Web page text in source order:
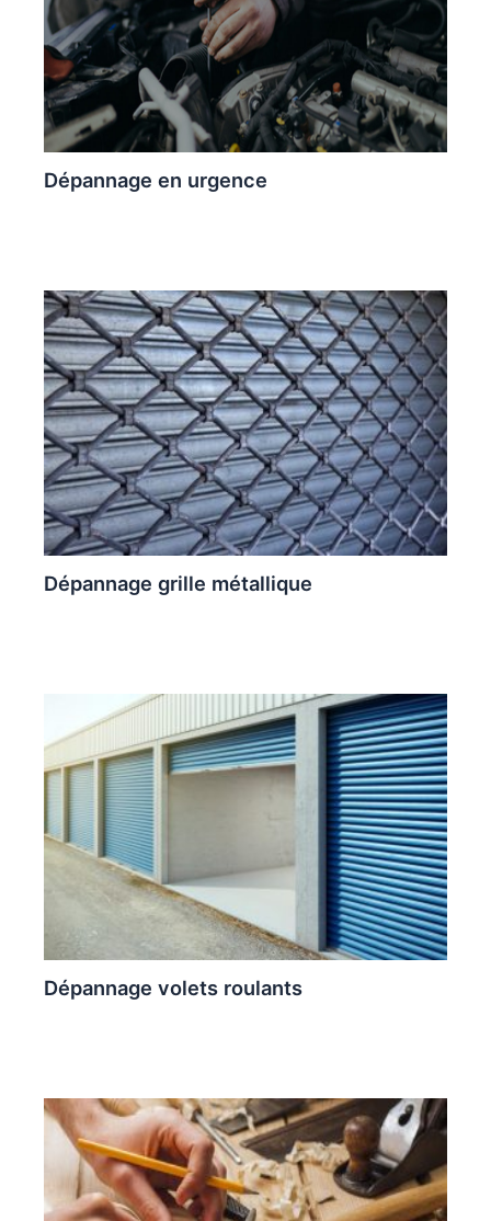
Dépannage en urgence
Dépannage grille métallique
Dépannage volets roulants